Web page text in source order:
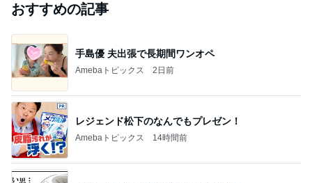
おすすめの記事
手島優 夫出張で長期間ワンオペ
Amebaトピックス 2日前
レジェンド松下のなんでもプレゼン！
Amebaトピックス 14時間前